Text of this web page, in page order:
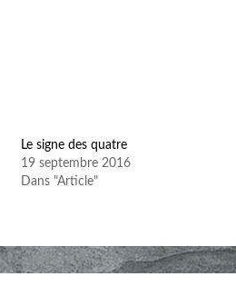
Le signe des quatre
19 septembre 2016
Dans "Article"